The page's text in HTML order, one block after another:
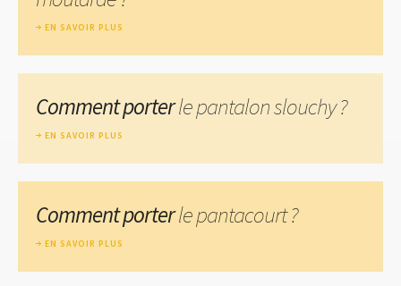
EN SAVOIR PLUS
Comment porterle pantalon slouchy ?
EN SAVOIR PLUS
Comment porterle pantacourt ?
EN SAVOIR PLUS